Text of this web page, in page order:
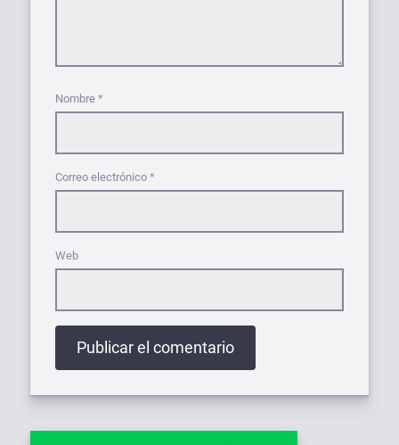
Nombre *
Correo electrónico *
Web